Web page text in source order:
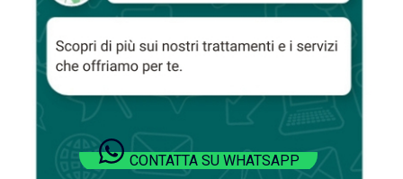
CONTATTA SU WHATSAPP